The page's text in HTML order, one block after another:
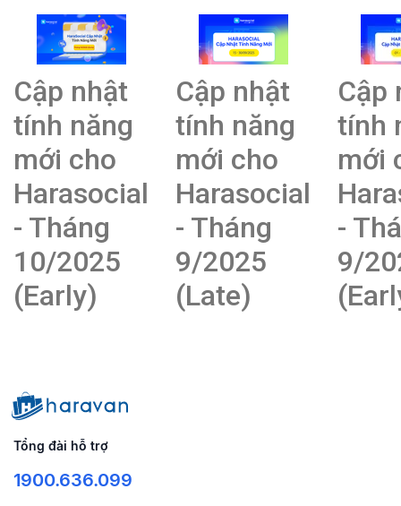
Cập nhật
tính năng
mới cho
Harasocial
- Tháng
10/2025
(Early)
Cập nhật
tính năng
mới cho
Harasocial
- Tháng
9/2025
(Late)
Cập
tính
mới
-
9/
Tổng đài hỗ trợ
1900.636.099